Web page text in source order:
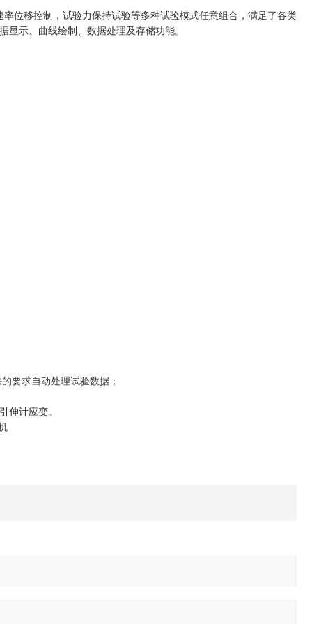
位移控制，试验力保持试验等多种试验模式任意组合，满足了各类
示、曲线绘制、数据处理及存储功能。
要求自动处理试验数据；
引伸计应变。